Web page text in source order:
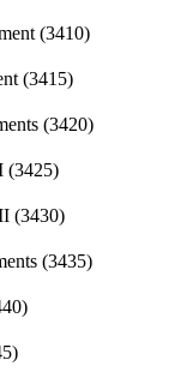
(3410)
(3415)
(3420)
(3425)
(3430)
(3435)